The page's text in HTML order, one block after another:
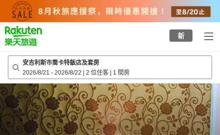
top
page
新
安吉利斯市喬卡特飯店及套房
2026/8/21 - 2026/8/22 | 2 位住客 | 1 間房